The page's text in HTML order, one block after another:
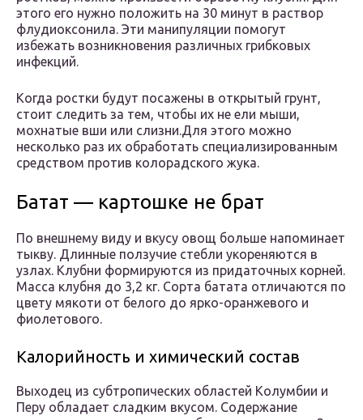
этого его нужно положить на 30 минут в раствор
флудиоксонила. Эти манипуляции помогут
избежать возникновения различных грибковых
инфекций.
Когда ростки будут посажены в открытый грунт,
стоит следить за тем, чтобы их не ели мыши,
мохнатые вши или слизни.Для этого можно
несколько раз их обработать специализированным
средством против колорадского жука.
Батат — картошке не брат
По внешнему виду и вкусу овощ больше напоминает
тыкву. Длинные ползучие стебли укореняются в
узлах. Клубни формируются из придаточных корней.
Масса клубня до 3,2 кг. Сорта батата отличаются по
цвету мякоти от белого до ярко-оранжевого и
фиолетового.
Калорийность и химический состав
Выходец из субтропических областей Колумбии и
Перу обладает сладким вкусом. Содержание